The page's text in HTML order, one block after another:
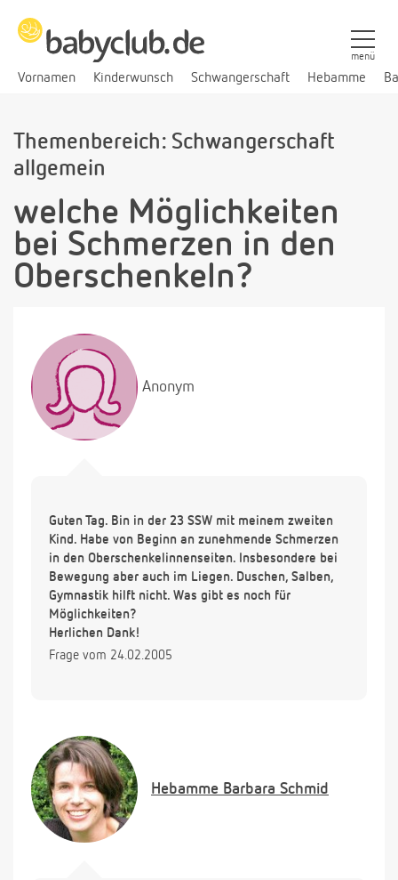
Vornamen Kinderwunsch Schwangerschaft Hebamme
menü
Themenbereich: Schwangerschaft
allgemein
welche Möglichkeiten
bei Schmerzen in den
Oberschenkeln?
Anonym
Guten Tag. Bin in der 23 SSW mit meinem zweiten
Kind. Habe von Beginn an zunehmende Schmerzen
in den Oberschenkelinnenseiten. Insbesondere bei
Bewegung aber auch im Liegen. Duschen, Salben,
Gymnastik hilft nicht. Was gibt es noch für
Möglichkeiten?
Herlichen Dank!
Frage vom 24.02.2005
Hebamme Barbara Schmid